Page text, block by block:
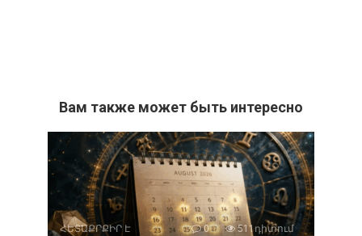
Вам также может быть интересно
ՀԵՏԱՔՐՔԻՐ Է 0 511դիտում